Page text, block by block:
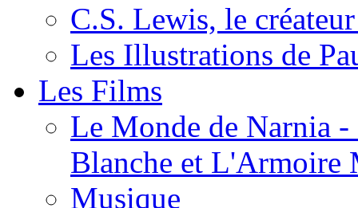
C.S. Lewis, le
Les Illustrations de
Les Films
Le Monde de Narnia
Blanche et L'Armoire
Musique